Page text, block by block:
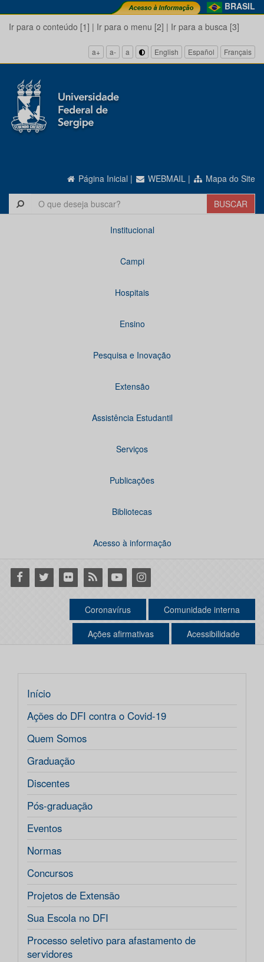
BRASIL
Ir para o conteúdo [1] | Ir para o menu [2] | Ir para a busca [3]
a+ a- a English Español Français
Página Inicial | WEBMAIL | Mapa do Site
Institucional
Campi
Hospitais
Ensino
Pesquisa e Inovação
Extensão
Assistência Estudantil
Serviços
Publicações
Bibliotecas
Acesso à informação
Facebook
Twitter Flickr RSS YoutubeInstagram
Coronavírus Comunidade interna
Ações afirmativas Acessibilidade
Início
Ações do DFI contra o Covid-19
Quem Somos
Graduação
Discentes
Pós-graduação
Eventos
Normas
Concursos
Projetos de Extensão
Sua Escola no DFI
Processo seletivo para afastamento de
servidores